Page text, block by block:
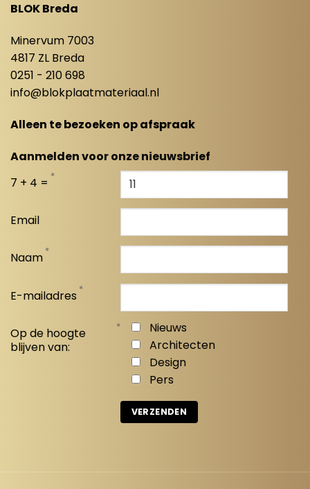
BLOK Breda
Minervum 7003
4817 ZL Breda
0251 - 210 698
info@blokplaatmateriaal.nl
Alleen te bezoeken op afspraak
Aanmelden voor onze nieuwsbrief
7 + 4 = *
Email
Naam *
E-mailadres *
Op de hoogte
blijven van:
*
Nieuws
Architecten
Design
Pers